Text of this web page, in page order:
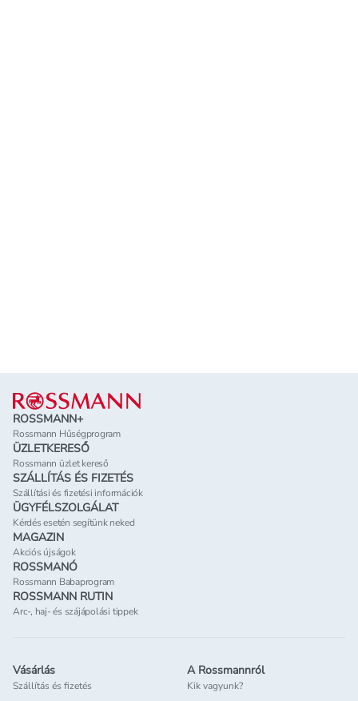
Lábléc
ROSSMANN+
Rossmann Hűségprogram
ÜZLETKERESŐ
Rossmann üzlet kereső
SZÁLLÍTÁS ÉS FIZETÉS
Szállítási és fizetési információk
ÜGYFÉLSZOLGÁLAT
Kérdés esetén segítünk neked
MAGAZIN
Akciós újságok
ROSSMANÓ
Rossmann Babaprogram
ROSSMANN RUTIN
Arc-, haj- és szájápolási tippek
Vásárlás
Szállítás és fizetés
A Rossmannról
Kik vagyunk?